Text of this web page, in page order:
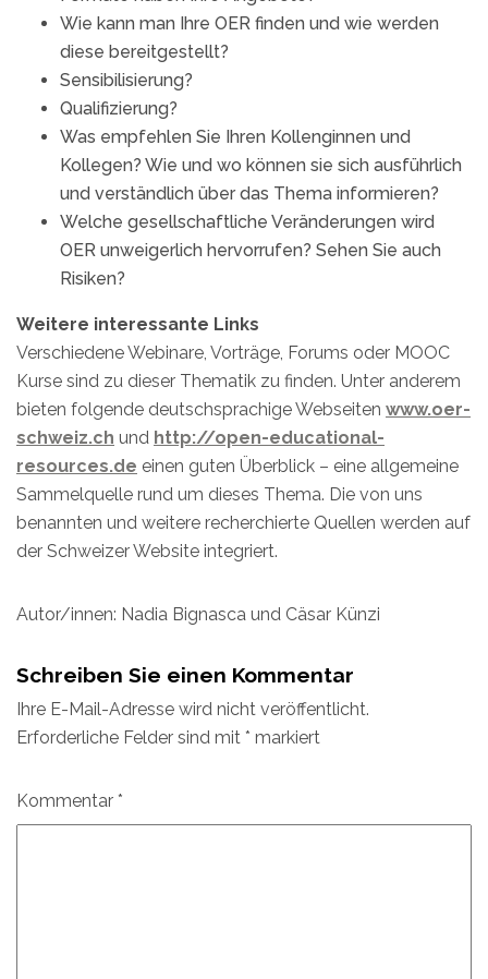
Wie kann man Ihre OER finden und wie werden
diese bereitgestellt?
Sensibilisierung?
Qualifizierung?
Was empfehlen Sie Ihren Kollenginnen und
Kollegen? Wie und wo können sie sich ausführlich
und verständlich über das Thema informieren?
Welche gesellschaftliche Veränderungen wird
OER unweigerlich hervorrufen? Sehen Sie auch
Risiken?
Weitere interessante Links
Verschiedene Webinare, Vorträge, Forums oder MOOC
Kurse sind zu dieser Thematik zu finden. Unter anderem
bieten folgende deutschsprachige Webseiten www.oer-
schweiz.ch und http://open-educational-
resources.de einen guten Überblick – eine allgemeine
Sammelquelle rund um dieses Thema. Die von uns
benannten und weitere recherchierte Quellen werden auf
der Schweizer Website integriert.
Autor/innen: Nadia Bignasca und Cäsar Künzi
Schreiben Sie einen Kommentar
Ihre E-Mail-Adresse wird nicht veröffentlicht.
Erforderliche Felder sind mit * markiert
Kommentar *